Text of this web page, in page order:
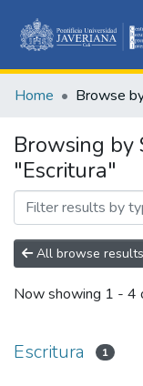
Home Browse
Browsing by
"Escritura"
All browse results
Now showing 1 - 4
Escritura 1